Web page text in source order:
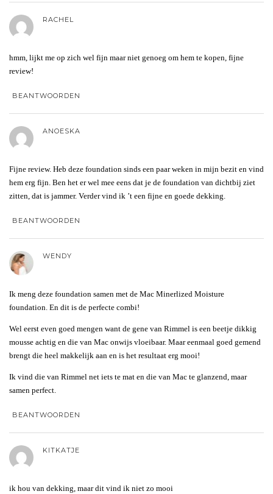
RACHEL
hmm, lijkt me op zich wel fijn maar niet genoeg om hem te kopen, fijne
review!
BEANTWOORDEN
ANOESKA
Fijne review. Heb deze foundation sinds een paar weken in mijn bezit en vind
hem erg fijn. Ben het er wel mee eens dat je de foundation van dichtbij ziet
zitten, dat is jammer. Verder vind ik ’t een fijne en goede dekking.
BEANTWOORDEN
WENDY
Ik meng deze foundation samen met de Mac Minerlized Moisture
foundation. En dit is de perfecte combi!
Wel eerst even goed mengen want de gene van Rimmel is een beetje dikkig
mousse achtig en die van Mac onwijs vloeibaar. Maar eenmaal goed gemend
brengt die heel makkelijk aan en is het resultaat erg mooi!
Ik vind die van Rimmel net iets te mat en die van Mac te glanzend, maar
samen perfect.
BEANTWOORDEN
KITKATJE
ik hou van dekking, maar dit vind ik niet zo mooi